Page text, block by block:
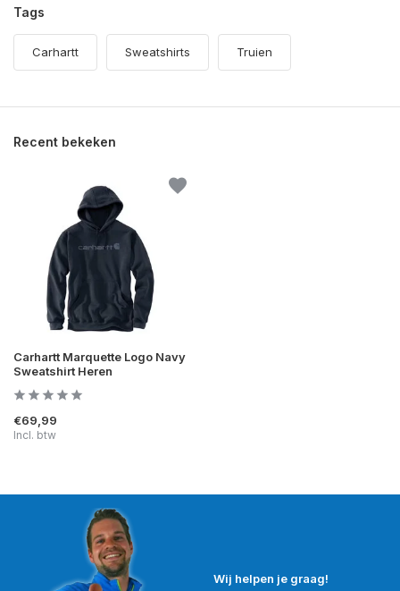
Tags
Carhartt Sweatshirts Truien
Recent bekeken
Carhartt Marquette Logo Navy
Sweatshirt Heren
€69,99
Incl. btw
Wij helpen je graag!